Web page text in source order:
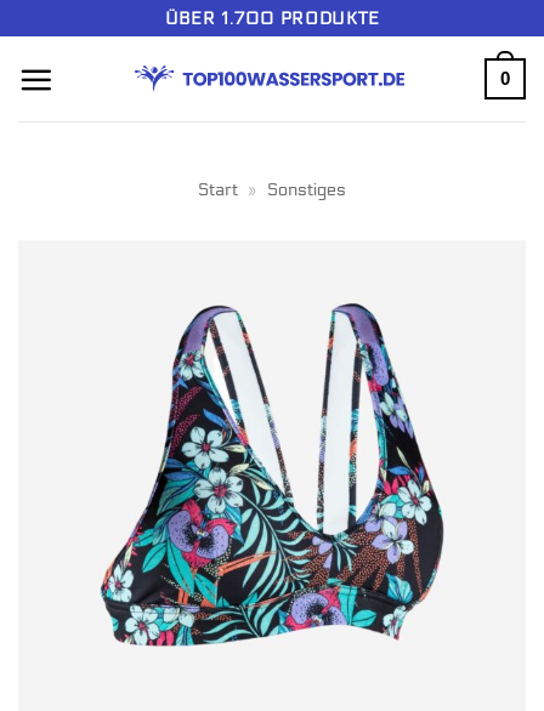
springen
ÜBER 1.700 PRODUKTE
0
Start » Sonstiges